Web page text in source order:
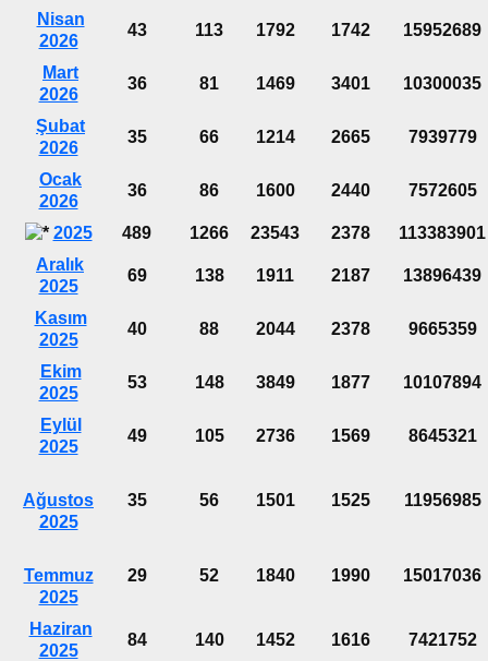
Nisan
2026
43 113 1792 1742 15952689
Mart
2026
36 81 1469 3401 10300035
Şubat
2026
35 66 1214 2665 7939779
Ocak
2026
36 86 1600 2440 7572605
2025 489 1266 23543 2378
113383901
Aralık
2025
69 138 1911 2187 13896439
Kasım
2025
40 88 2044 2378 9665359
Ekim
2025
53 148 3849 1877 10107894
Eylül
2025
49 105 2736 1569 8645321
Ağustos
2025
35 56 1501 1525 11956985
Temmuz
2025
29 52 1840 1990 15017036
Haziran
2025
84 140 1452 1616 7421752